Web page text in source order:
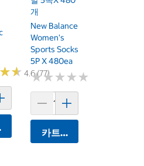
★★
★★ 4.6 (77)
기
개
New Balance
Women's
Sports Socks
5P X 480ea
★★★★★
★★★★★
카트에 담기